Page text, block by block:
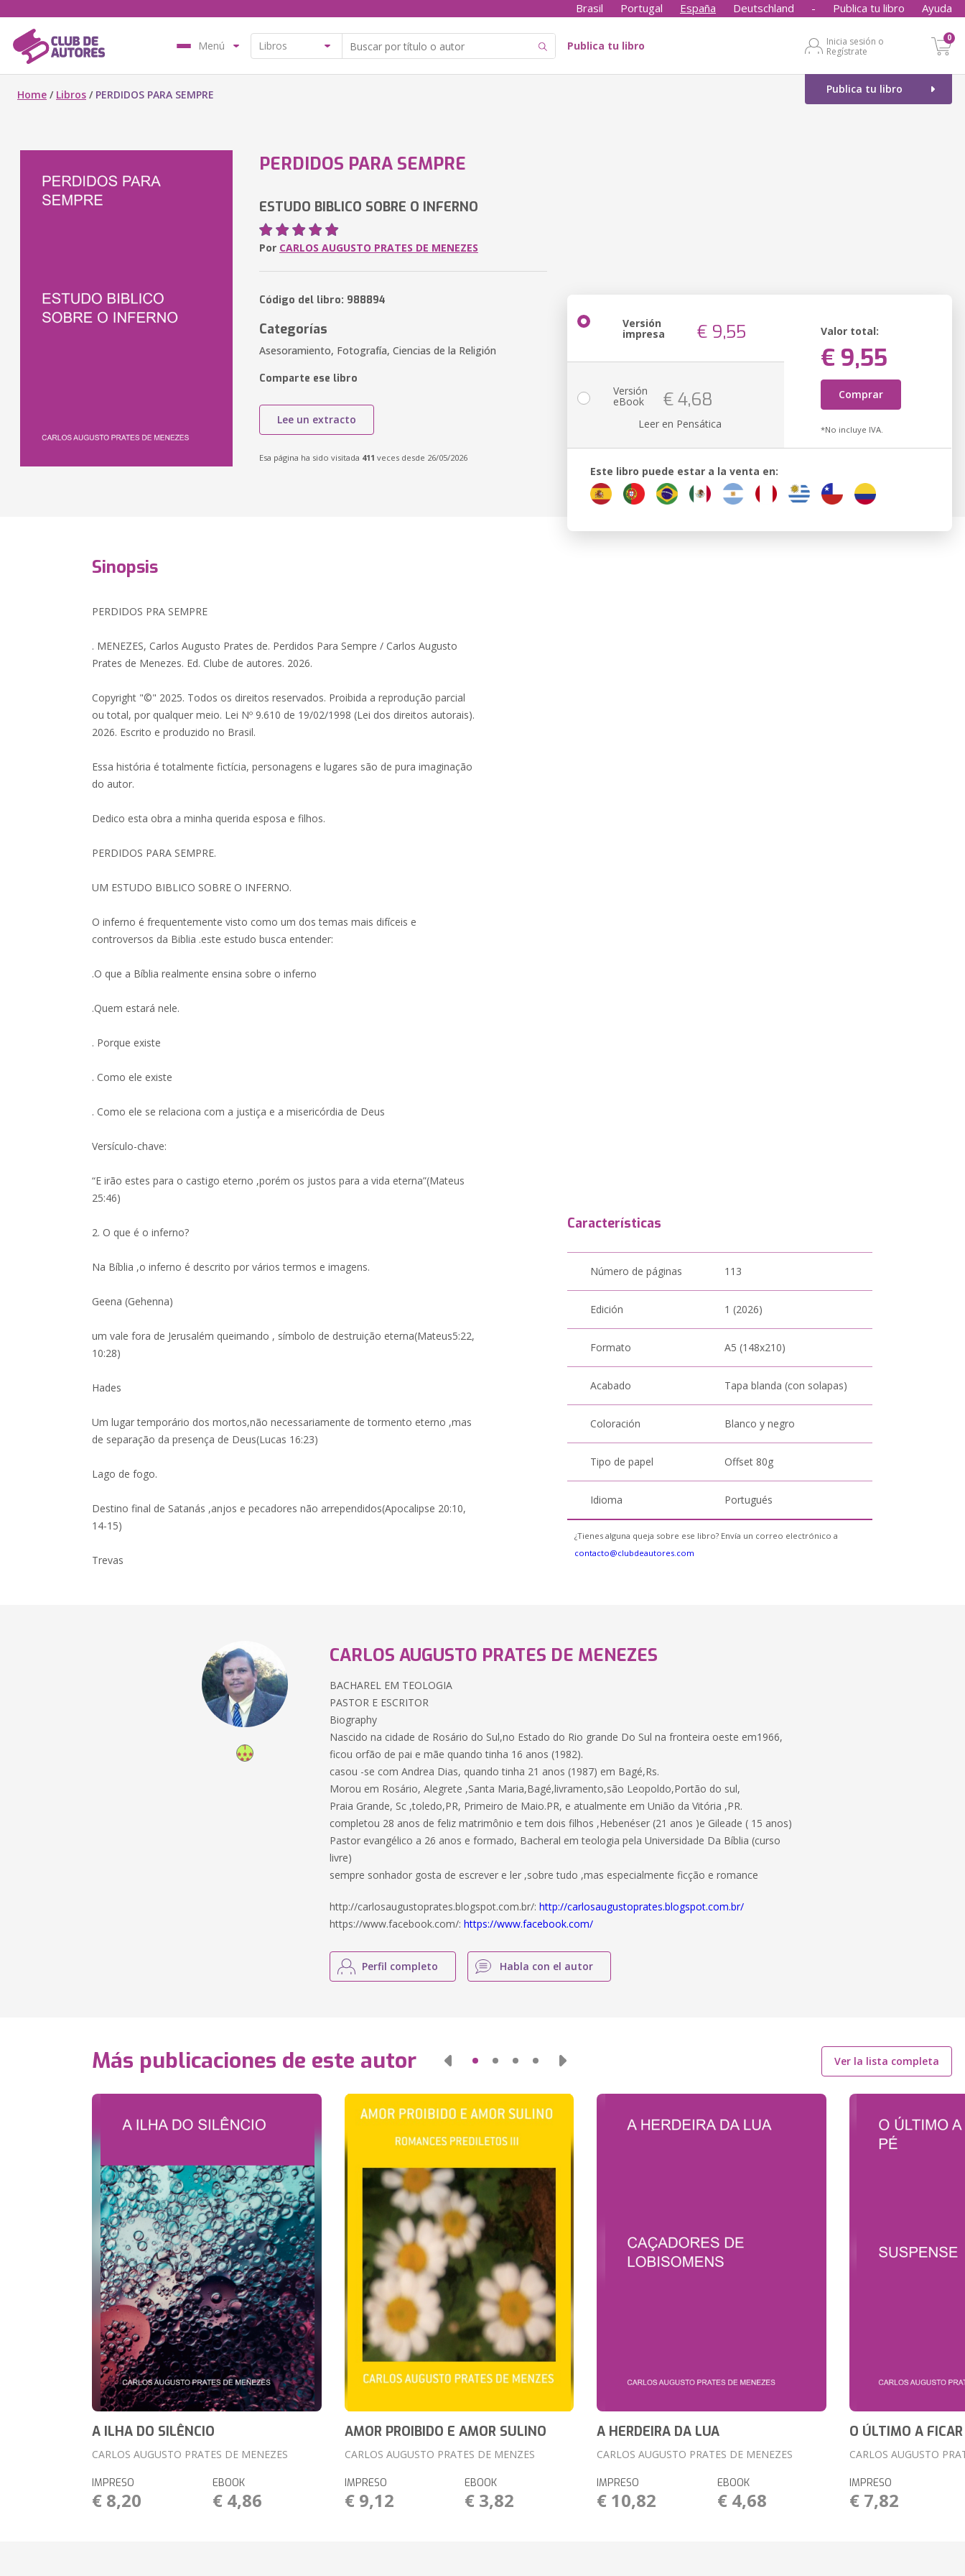
Brasil Portugal España Deutschland - Publica tu libro Ayuda
Menú Publica tu libro
Inicia sesión o
Regístrate
0
Publica tu libro
Home / Libros / PERDIDOS PARA SEMPRE
PERDIDOS PARA SEMPRE
ESTUDO BIBLICO SOBRE O INFERNO
Por CARLOS AUGUSTO PRATES DE MENEZES
Código del libro: 988894
Categorías
Asesoramiento, Fotografía, Ciencias de la Religión
Comparte ese libro
Lee un extracto
Esa página ha sido visitada 411 veces desde 26/05/2026
Versión
impresa € 9,55 Valor total:
€ 9,55
Comprar
*No incluye IVA.
Versión
eBook € 4,68
Leer en Pensática
Este libro puede estar a la venta en:
Sinopsis
PERDIDOS PRA SEMPRE
. MENEZES, Carlos Augusto Prates de. Perdidos Para Sempre / Carlos Augusto
Prates de Menezes. Ed. Clube de autores. 2026.
Copyright "©" 2025. Todos os direitos reservados. Proibida a reprodução parcial
ou total, por qualquer meio. Lei Nº 9.610 de 19/02/1998 (Lei dos direitos autorais).
2026. Escrito e produzido no Brasil.
Essa história é totalmente fictícia, personagens e lugares são de pura imaginação
do autor.
Dedico esta obra a minha querida esposa e filhos.
PERDIDOS PARA SEMPRE.
UM ESTUDO BIBLICO SOBRE O INFERNO.
O inferno é frequentemente visto como um dos temas mais difíceis e
controversos da Biblia .este estudo busca entender:
.O que a Bíblia realmente ensina sobre o inferno
.Quem estará nele.
. Porque existe
. Como ele existe
. Como ele se relaciona com a justiça e a misericórdia de Deus
Versículo-chave:
“E irão estes para o castigo eterno ,porém os justos para a vida eterna”(Mateus
25:46)
2. O que é o inferno?
Na Bíblia ,o inferno é descrito por vários termos e imagens.
Geena (Gehenna)
um vale fora de Jerusalém queimando , símbolo de destruição eterna(Mateus5:22,
10:28)
Hades
Um lugar temporário dos mortos,não necessariamente de tormento eterno ,mas
de separação da presença de Deus(Lucas 16:23)
Lago de fogo.
Destino final de Satanás ,anjos e pecadores não arrependidos(Apocalipse 20:10,
14-15)
Trevas
Características
Número de páginas 113
Edición 1 (2026)
Formato A5 (148x210)
Acabado Tapa blanda (con solapas)
Coloración Blanco y negro
Tipo de papel Offset 80g
Idioma Portugués
¿Tienes alguna queja sobre ese libro? Envía un correo electrónico a
contacto@clubdeautores.com
CARLOS AUGUSTO PRATES DE MENEZES
BACHAREL EM TEOLOGIA
PASTOR E ESCRITOR
Biography
Nascido na cidade de Rosário do Sul,no Estado do Rio grande Do Sul na fronteira oeste em1966,
ficou orfão de pai e mãe quando tinha 16 anos (1982).
casou -se com Andrea Dias, quando tinha 21 anos (1987) em Bagé,Rs.
Morou em Rosário, Alegrete ,Santa Maria,Bagé,livramento,são Leopoldo,Portão do sul,
Praia Grande, Sc ,toledo,PR, Primeiro de Maio.PR, e atualmente em União da Vitória ,PR.
completou 28 anos de feliz matrimônio e tem dois filhos ,Hebenéser (21 anos )e Gileade ( 15 anos)
Pastor evangélico a 26 anos e formado, Bacheral em teologia pela Universidade Da Bíblia (curso
livre)
sempre sonhador gosta de escrever e ler ,sobre tudo ,mas especialmente ficção e romance
http://carlosaugustoprates.blogspot.com.br/:http://carlosaugustoprates.blogspot.com.br/
https://www.facebook.com/:https://www.facebook.com/
Perfil completo Habla con el autor
Más publicaciones de este autor Ver la lista completa
A ILHA DO SILÊNCIO
CARLOS AUGUSTO PRATES DE MENEZES
IMPRESO
€ 8,20
EBOOK
€ 4,86
AMOR PROIBIDO E AMOR SULINO
CARLOS AUGUSTO PRATES DE MENZES
IMPRESO
€ 9,12
EBOOK
€ 3,82
A HERDEIRA DA LUA
CARLOS AUGUSTO PRATES DE MENEZES
IMPRESO
€ 10,82
EBOOK
€ 4,68
O ÚLTIMO A
CARLOS AUGUSTO
IMPRESO
€ 7,82